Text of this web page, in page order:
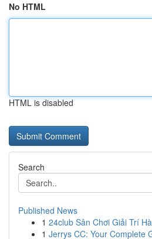
No HTML
HTML is disabled
Search
Published News
1 24club Sân Chơi Giải Trí
1 Jerrys CC: Your Complete